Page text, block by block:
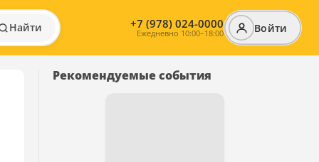
Найти +7 (978) 024-0000
Ежедневно 10:00–18:00 Войти
Рекомендуемые события